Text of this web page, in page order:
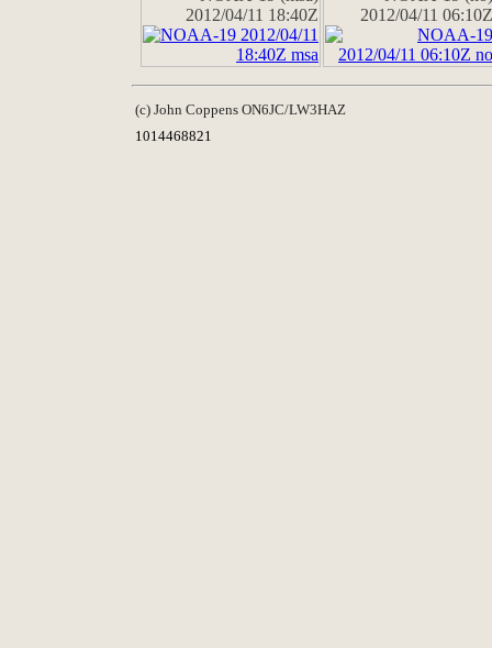
2012/04/11 18:40Z
2012/04/11 06:10Z
(c) John Coppens ON6JC/LW3HAZ
1014468821